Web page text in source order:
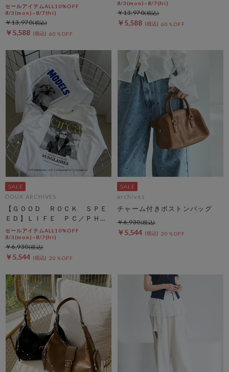
セールアイテムALL10%OFF
8/3(mon)~8/7(fri)
￥5,588 60％OFF
￥13,970
8/3(mon)~8/7(fri)
￥5,588 60％OFF
￥13,970
DOUX ARCHIVES
【ＧＯＯＤ ＲＯＣＫ ＳＰＥ
ＥＤ】ＬＩＦＥ ＰＣ／ＰＨＯ
ＴＥ ＴＥＥ
セールアイテムALL10%OFF
8/3(mon)~8/7(fri)
￥5,544 20％OFF
￥6,930
archives
チャーム付きボストンバッグ
￥5,544 20％OFF
￥6,930